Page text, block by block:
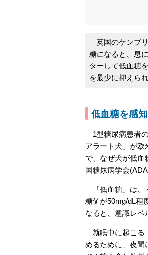
英国のケンブ
糖になると、息
ターして低血糖
を最少に抑えら
低血糖を感
1型糖尿病患者
アラート犬」が欧
で、なぜ犬が低血
国糖尿病学会
「低血糖」は、
糖値が50mg/dL程
なると、意識レベ
就眠中に起こる
めるために、夜間